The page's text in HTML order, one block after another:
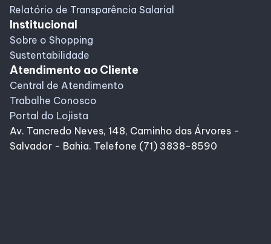
Relatório de Transparência Salarial
Institucional
Sobre o Shopping
Sustentabilidade
Atendimento ao Cliente
Central de Atendimento
Trabalhe Conosco
Portal do Lojista
Av. Tancredo Neves, 148, Caminho das Árvores -
Salvador - Bahia. Telefone (71) 3838-8590